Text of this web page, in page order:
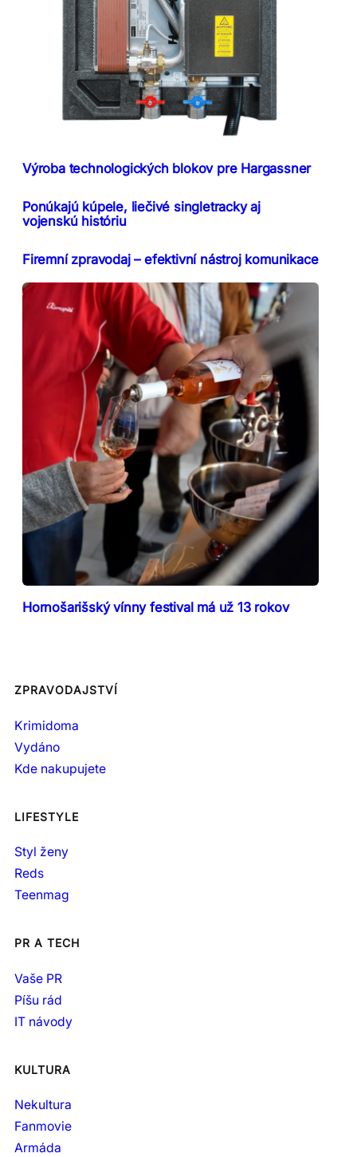
Výroba technologických blokov pre Hargassner
Ponúkajú kúpele, liečivé singletracky aj
vojenskú históriu
Firemní zpravodaj – efektivní nástroj komunikace
Hornošarišský vínny festival má už 13 rokov
ZPRAVODAJSTVÍ
Krimidoma
Vydáno
Kde nakupujete
LIFESTYLE
Styl ženy
Reds
Teenmag
PR A TECH
Vaše PR
Píšu rád
IT návody
KULTURA
Nekultura
Fanmovie
Armáda